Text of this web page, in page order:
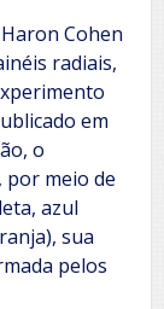
Cohen
radiais,
em
o
por meio de
azul
sua
pelos